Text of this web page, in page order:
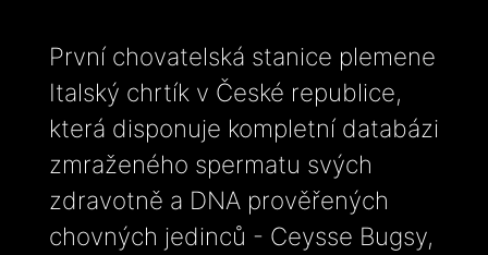
První chovatelská stanice plemene
Italský chrtík v České republice,
která disponuje kompletní databázi
zmraženého spermatu svých
zdravotně a DNA prověřených
chovných jedinců - Ceysse Bugsy,